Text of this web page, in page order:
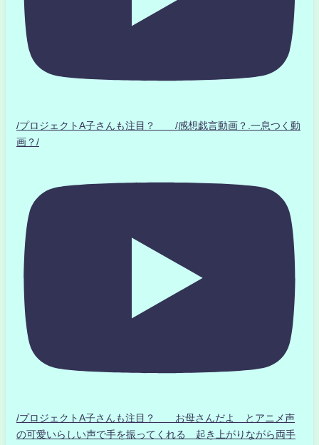
/プロジェクトA子さんも注目？ /感想戯言動画？.一息つく動
画？/
/プロジェクトA子さんも注目？ お母さんだよ とアニメ声
の可愛いらしい声で手を振ってくれる 起き上がりながら両手